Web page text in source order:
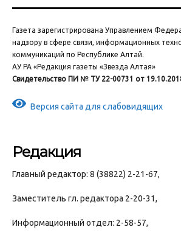
Газета зарегистрирована Управлением
надзору в сфере связи, информационных
коммуникаций по Республике Алтай.
АУ РА «Редакция газеты «Звезда Алтая»
Свидетельство ПИ № ТУ 22-00731 от
Версия сайта для слабовидящих
Редакция
Главный редактор: 8 (38822) 2-21-67,
Заместитель гл. редактора 2-20-31,
Информационный отдел: 2-58-57,